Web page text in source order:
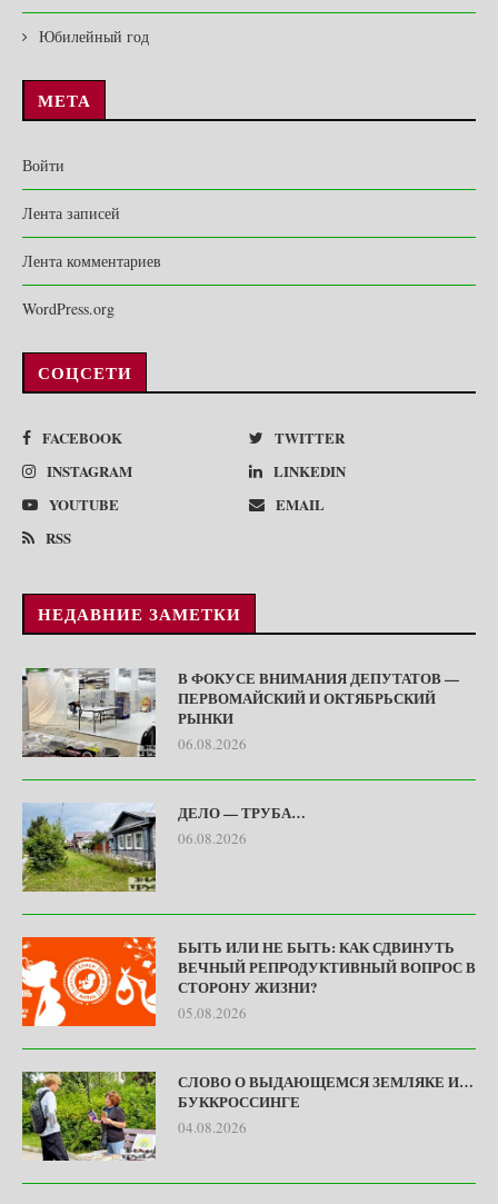
Юбилейный год
МЕТА
Войти
Лента записей
Лента комментариев
WordPress.org
СОЦСЕТИ
FACEBOOK
TWITTER
INSTAGRAM
LINKEDIN
YOUTUBE
EMAIL
RSS
НЕДАВНИЕ ЗАМЕТКИ
В ФОКУСЕ ВНИМАНИЯ ДЕПУТАТОВ —
ПЕРВОМАЙСКИЙ И ОКТЯБРЬСКИЙ
РЫНКИ
06.08.2026
ДЕЛО — ТРУБА…
06.08.2026
БЫТЬ ИЛИ НЕ БЫТЬ: КАК СДВИНУТЬ
ВЕЧНЫЙ РЕПРОДУКТИВНЫЙ ВОПРОС В
СТОРОНУ ЖИЗНИ?
05.08.2026
СЛОВО О ВЫДАЮЩЕМСЯ ЗЕМЛЯКЕ И…
БУККРОССИНГЕ
04.08.2026